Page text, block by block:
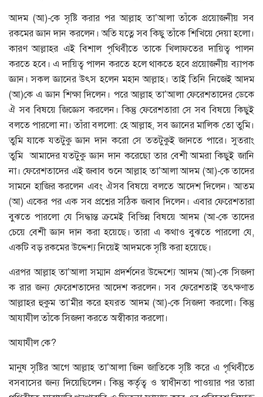
আদম (আ)-কে সৃষ্টি করার পর আল্লাহ তা’আলা তাঁকে প্রয়োজনীয় সব
রকমের জ্ঞান দান করলেন। অতি যত্নে সব কিছু তাঁকে শিখিয়ে দেয়া হলো।
কারণ আল্লাহর এই বিশাল পৃথিবীতে তাকে খিলাফতের দায়িত্ব পালন
করতে হবে। এ দায়িত্ব পালন করতে হলে থাকতে হবে প্রয়োজনীয় ব্যাপক
জ্ঞান। সকল জ্ঞানের উৎস হলেন মহান আল্লাহ। তাই তিনি নিজেই আদম
(আ)কে এ জ্ঞান শিক্ষা দিলেন। পরে আল্লাহ তা’আলা ফেরেশতাদের ডেকে
ঐ সব বিষয়ে জিজ্ঞেস করলেন। কিন্তু ফেরেশতারা সে সব বিষয়ে কিছুই
বলতে পারলো না। তাঁরা বললো: হে আল্লাহ, সব জ্ঞানের মালিক তো তুমি।
তুমি যাকে যতটুকু জ্ঞান দান করো সে ততটুকুই জানতে পারে। সুতরাং
তুমি আমাদের যতটুকু জ্ঞান দান করেছো তার বেশী আমরা কিছুই জানি
না। ফেরেশতাদের এই জবাব শুনে আল্লাহ তা’আলা আদম (আ)-কে তাদের
সামনে হাজির করলেন এবং ঐসব বিষয়ে বলতে আদেশ দিলেন। আতম
(আ) একের পর এক সব প্রশ্নের সঠিক জবাব দিলেন। এবার ফেরেশতারা
বুঝতে পারলো যে সিদ্ধান্ত ক্রমেই বিভিন্ন বিষয়ে আদম (আ-কে তাদের
চেয়ে বেশী জ্ঞান দান করা হয়েছে। তারা এ কথাও বুঝতে পারলো যে,
একটি বড় রকমের উদ্দেশ্য নিয়েই আদমকে সৃষ্টি করা হয়েছে।
এরপর আল্লাহ তা’আলা সম্মান প্রদর্শনের উদ্দেশ্যে আদম (আ)-কে সিজদা
ক রার জন্য ফেরেশতাদের আদেশ করলেন। সব ফেরেশতাই তৎক্ষণাত
আল্লাহর হুকুম তা’মীর করে হযরত আদম (আ)-কে সিজদা করলো। কিন্তু
আযাযীল তাঁকে সিজদা করতে অস্বীকার করলো।
আযাযীল কে?
মানুষ সৃষ্টির আগে আল্লাহ তা’আলা জিন জাতিকে সৃষ্টি করে এ পৃথিবীতে
বসবাসের জন্য দিয়েছিলেন। কিন্তু কর্তৃত্ব ও স্বাধীনতা পাওয়ার পর তারা